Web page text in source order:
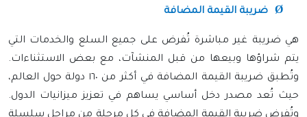
Ø ضريبة القيمة المضافة
هي ضريبة غير مباشرة تُفرض على جميع السلع والخدمات التي
يتم شراؤها وبيعها من قبل المنشآت، مع بعض الاستثناءات.
وتُطبق ضريبة القيمة المضافة في أكثر من ١٦٠ دولة حول العالم،
حيث تُعد مصدر دخل أساسي يساهم في تعزيز ميزانيات الدول.
وتُفرض ضريبة القيمة المضافة في كل مرحلة من مراحل سلسلة